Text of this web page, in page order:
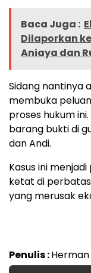
Baca Juga :
Dilaporkan
Aniaya dan
Sidang nantinya
membuka
proses hukum
barang bukti di
dan Andi.
Kasus ini
ketat di
yang merusak
Penulis :